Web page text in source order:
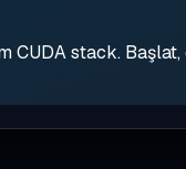
stack.